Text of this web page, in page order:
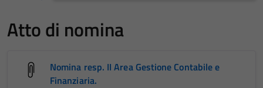
Atto di nomina
Nomina resp. II Area Gestione Contabile e
Finanziaria.